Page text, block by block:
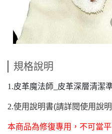
規格說明
1.皮革魔法師_皮革深層清潔
2.使用說明書(請詳閱使用說
本商品為修復專用，不可當